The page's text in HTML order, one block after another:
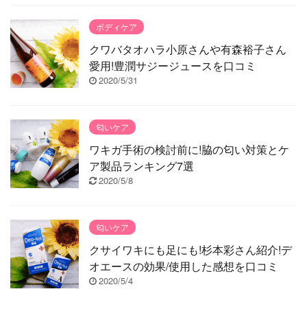
ボディケア
クワバタオハラ小原さんや有森裕子さん
愛用!豊潤サジージュースを口コミ
2020/5/31
匂いケア
ワキガ手術の検討前に!脇の匂い対策とケ
ア製品ランキング7選
2020/5/8
匂いケア
クサイワキにも足にも!杉本彩さん紹介!デ
オエースの効果/使用した感想を口コミ
2020/5/4